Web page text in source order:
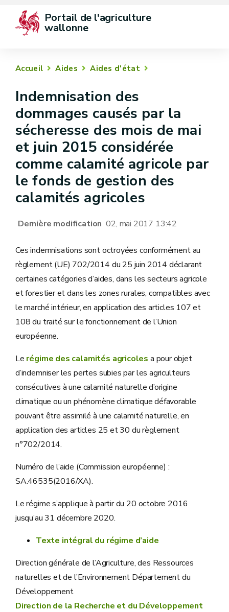
Portail de l'agriculture
wallonne
Accueil Aides Aides d'état
Indemnisation des
dommages causés par la
sécheresse des mois de mai
et juin 2015 considérée
comme calamité agricole par
le fonds de gestion des
calamités agricoles
Dernière modification 02, mai 2017 13:42
Ces indemnisations sont octroyées conformément au
règlement (UE) 702/2014 du 25 juin 2014 déclarant
certaines catégories d’aides, dans les secteurs agricole
et forestier et dans les zones rurales, compatibles avec
le marché intérieur, en application des articles 107 et
108 du traité sur le fonctionnement de l’Union
européenne.
Le régime des calamités agricoles a pour objet
d’indemniser les pertes subies par les agriculteurs
consécutives à une calamité naturelle d’origine
climatique ou un phénomène climatique défavorable
pouvant être assimilé à une calamité naturelle, en
application des articles 25 et 30 du règlement
n°702/2014.
Numéro de l’aide (Commission européenne) :
SA.46535(2016/XA).
Le régime s’applique à partir du 20 octobre 2016
jusqu’au 31 décembre 2020.
Texte intégral du régime d’aide
Direction générale de l’Agriculture, des Ressources
naturelles et de l’Environnement Département du
Développement
Direction de la Recherche et du Développement